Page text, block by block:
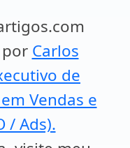
Carlos
de
Vendas e
/ Ads).